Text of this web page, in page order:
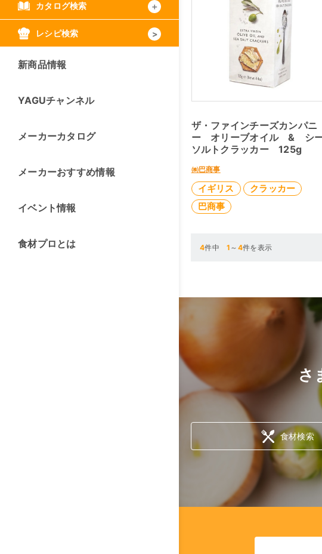
カタログ検索
レシピ検索
新商品情報
YAGUチャンネル
メーカーカタログ
メーカーおすすめ情報
イベント情報
食材プロとは
ザ・ファインチーズカンパニ
ー オリーブオイル & シ
ソルトクラッカー 125g
㈱巴商事
イギリス
クラッカー
巴商事
4件中1 ～ 4件を表示
さ
食材検索